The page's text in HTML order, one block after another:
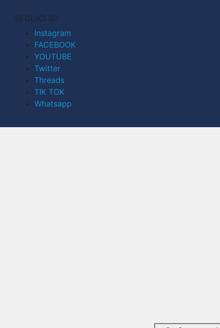
SEGUICI SU
Instagram
FACEBOOK
YOUTUBE
Twitter
Threads
TIK TOK
Whatsapp